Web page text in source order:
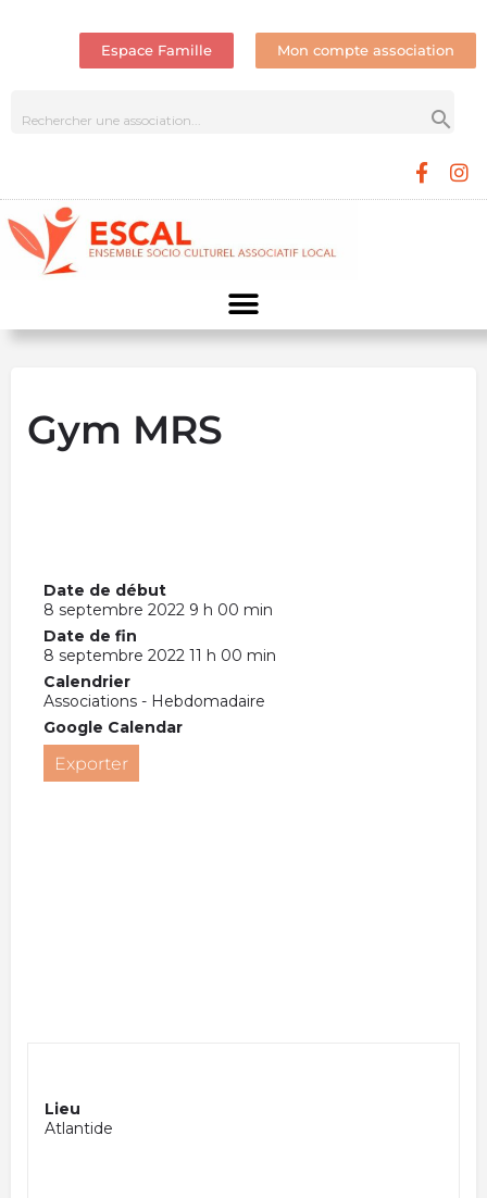
Espace Famille Mon compte association
Gym MRS
Date de début
8 septembre 2022 9 h 00 min
Date de fin
8 septembre 2022 11 h 00 min
Calendrier
Associations - Hebdomadaire
Google Calendar
Exporter
Lieu
Atlantide